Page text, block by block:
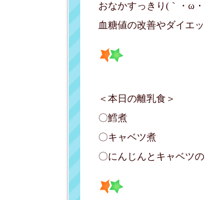
おなかすっきり(｀・ω・
血糖値の改善やダイエ
＜本日の離乳食＞
〇鱈煮
〇キャベツ煮
〇にんじんとキャベツ